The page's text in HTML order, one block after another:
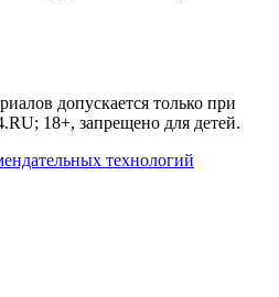
допускается только при
18+, запрещено для детей.
технологий